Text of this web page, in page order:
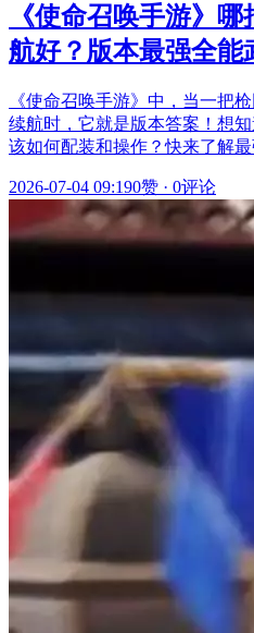
《使命召唤手游》
航好？版本最强全能
《使命召唤手游》中，当一把
续航时，它就是版本答案！想
该如何配装和操作？快来了解
2026-07-04 09:190赞 · 0评论